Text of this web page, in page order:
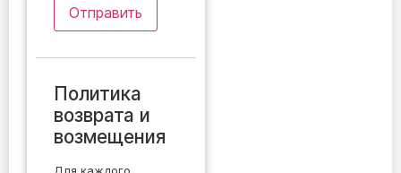
Политика
возврата и
возмещения